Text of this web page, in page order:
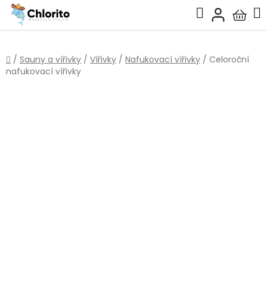
Přejít
obsah
Hledat
košík
Domů
/ Sauny a vířivky / Vířivky / Nafukovací vířivky / Celoroční
nafukovací vířivky